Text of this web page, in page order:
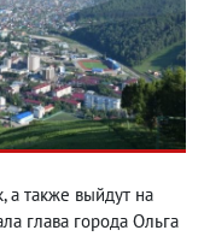
а также выйдут на
глава города Ольга